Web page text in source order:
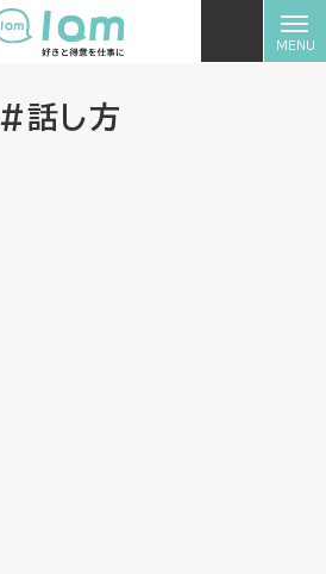
#話し方